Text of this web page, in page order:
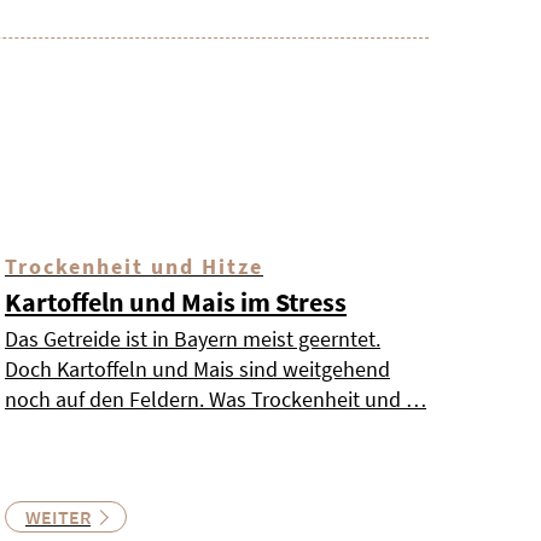
Trockenheit und Hitze
Kartoffeln und Mais im Stress
Das Getreide ist in Bayern meist geerntet.
Doch Kartoffeln und Mais sind weitgehend
noch auf den Feldern. Was Trockenheit und …
WEITER